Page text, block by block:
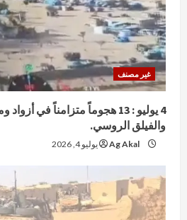
غير مصنف
4 يوليو : 13 هجوماً متزامناً في
والفيلق الروسي.
Ag Akal يوليو 4, 2026